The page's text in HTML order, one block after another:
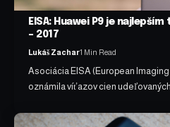
EISA: Huawei P9 je
– 2017
Lukáš Zachar1 Min Read
Asociácia EISA (European
oznámila víťazov cien